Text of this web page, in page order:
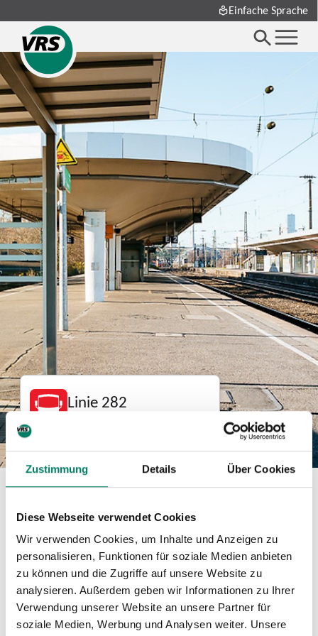
Zustimmung Details Über Cookies
Diese Webseite verwendet Cookies
Wir verwenden Cookies, um Inhalte und Anzeigen zu
personalisieren, Funktionen für soziale Medien anbieten
zu können und die Zugriffe auf unsere Website zu
analysieren. Außerdem geben wir Informationen zu Ihrer
Verwendung unserer Website an unsere Partner für
soziale Medien, Werbung und Analysen weiter. Unsere
Einfache Sprache
Linie 282
Märkische Verkehrsgesellschaft GmbH
https://www.mvg-online.de/
02351-18010
Verkehrsverbund